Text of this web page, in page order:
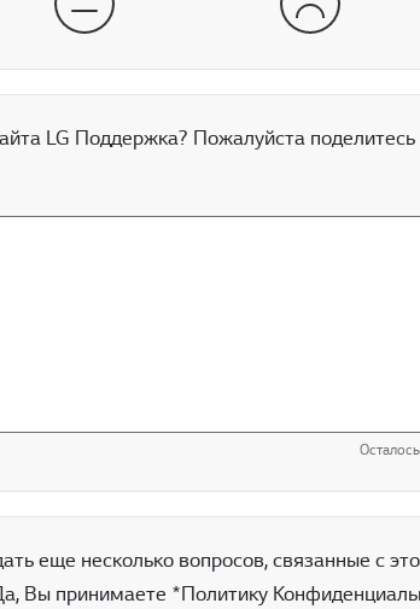
LG Поддержка? Пожалуйста
еще несколько вопросов, связанные с
Вы принимаете *Политику